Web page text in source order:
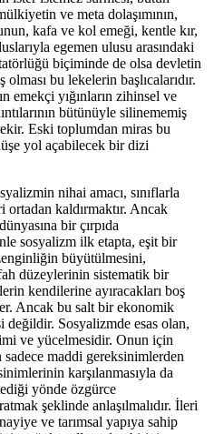
ve meta dolaşımının,
kafa ve kol emeği, kentle kır,
egemen ulusu arasındaki
biçiminde de olsa devletin
bu lekelerin başlıcalarıdır.
emekçi yığınların zihinsel ve
bütünüyle silinememiş
Eski toplumdan miras bu
yol açabilecek bir dizi
nihai amacı, sınıflarla
ortadan kaldırmaktır. Ancak
bir çırpıda
sosyalizm ilk etapta, eşit bir
büyütülmesini,
düzeylerinin sistematik bir
kendilerine ayıracakları boş
Ancak bu salt bir ekonomik
değildir. Sosyalizmde esas olan,
ve yücelmesidir. Onun için
sadece maddi gereksinimlerden
karşılanmasıyla da
yönde özgürce
şeklinde anlaşılmalıdır. İleri
ve tarımsal yapıya sahip